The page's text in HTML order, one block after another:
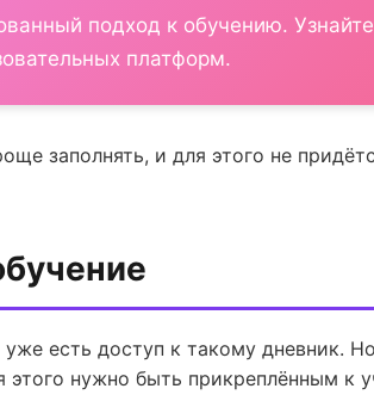
подход к обучению.
платформ.
заполнять, и для этого не
есть доступ к такому дневник.
нужно быть прикреплённым к